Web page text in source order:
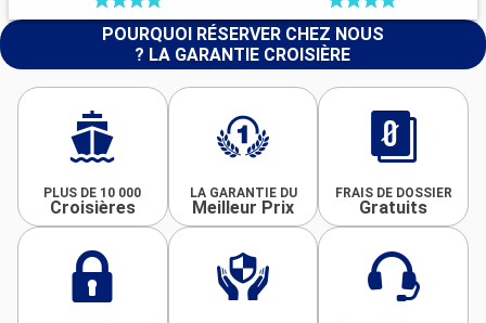
POURQUOI RÉSERVER CHEZ NOUS
? LA GARANTIE CROISIÈRE
PLUS DE 10 000
Croisières
LA GARANTIE DU
Meilleur Prix
FRAIS DE DOSSIER
Gratuits